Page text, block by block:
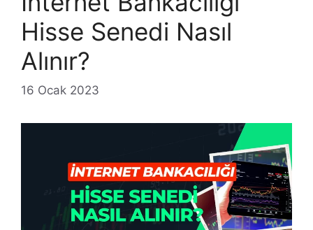
Hisse Senedi Nasıl
Alınır?
16 Ocak 2023